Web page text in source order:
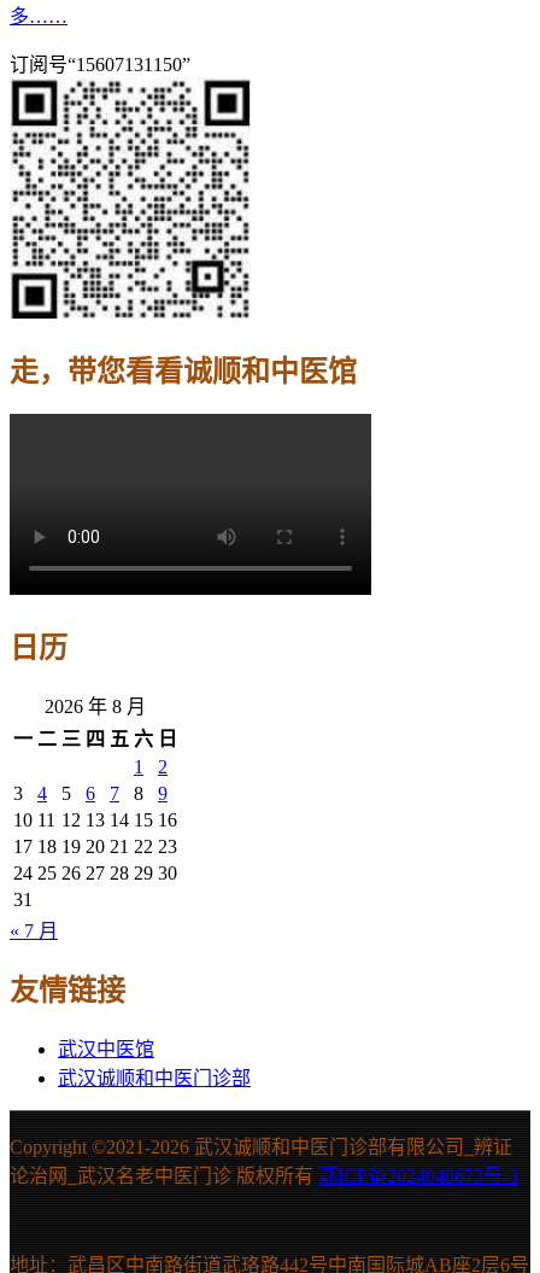
多……
订阅号“15607131150”
走，带您看看诚顺和中医馆
日历
2026 年 8 月
一 二 三 四 五 六 日
1
2
3
4 5 6 7 8
9
10 11 12 13 14 15 16
17 18 19 20 21 22 23
24 25 26 27 28 29 30
31
« 7 月
友情链接
武汉中医馆
武汉诚顺和中医门诊部
Copyright ©2021-2026 武汉诚顺和中医门诊部有限公司_辨证
论治网_武汉名老中医门诊 版权所有 鄂ICP备2024048673号-3
地址：武昌区中南路街道武珞路442号中南国际城AB座2层6号